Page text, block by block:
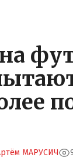
МАРУСИЧ